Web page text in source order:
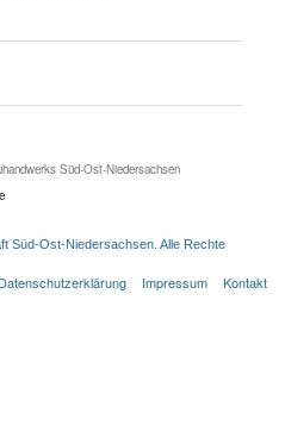
Süd-Ost-Niedersachsen
Süd-Ost-Niedersachsen. Alle Rechte
Datenschutzerklärung Impressum Kontakt